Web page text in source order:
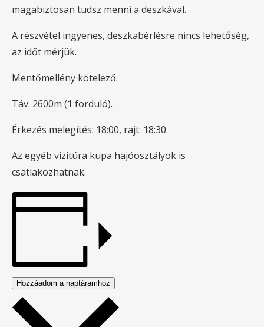
magabiztosan tudsz menni a deszkával.
A részvétel ingyenes, deszkabérlésre nincs lehetőség,
az időt mérjük.
Mentőmellény kötelező.
Táv: 2600m (1 forduló).
Érkezés melegítés: 18:00, rajt: 18:30.
Az egyéb vizitúra kupa hajóosztályok is
csatlakozhatnak.
Hozzáadom a naptáramhoz